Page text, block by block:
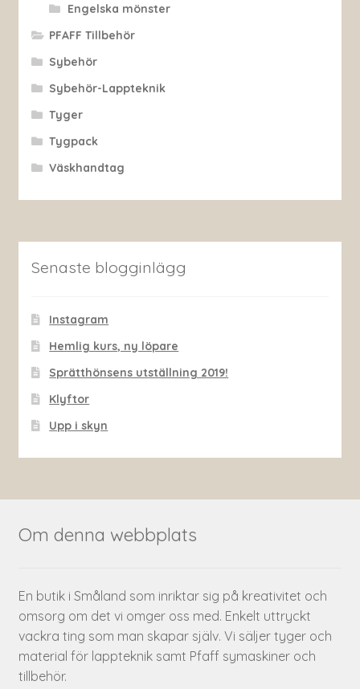
Engelska mönster
PFAFF Tillbehör
Sybehör
Sybehör-Lappteknik
Tyger
Tygpack
Väskhandtag
Senaste blogginlägg
Instagram
Hemlig kurs, ny löpare
Sprätthönsens utställning 2019!
Klyftor
Upp i skyn
Om denna webbplats
En butik i Småland som inriktar sig på kreativitet och
omsorg om det vi omger oss med. Enkelt uttryckt
vackra ting som man skapar själv. Vi säljer tyger och
material för lappteknik samt Pfaff symaskiner och
tillbehör.